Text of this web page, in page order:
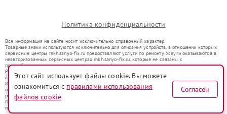
Политика конфиденциальности
Вся информация на сайте носит исключительно справочный характер.
Товарные знаки используются исключительно для описания устройств, в отношении которых
сервисные центры mkh.sanyo-fix.ru предоставляют услуги по ремонту. Услуги оказываются в
неавторизованных сервисных центрах mkh.sanyo-fix.ru, которые не связаны с
правообладателями товарных знаков или их официальными представителями.
Ремонт осуществляется для устройств, уже введенных в гражданский оборот в соответствии
со статьей 1487 ГК РФ.
Использование товарных знаков не преследует цели индивидуализации услуг или введения
потребителей в заблуждение, а служит для информирования о предоставляемых услугах по
ремонту техники указанных брендов.
Представленная на сайте информация не является публичной офертой, определяемой
положениями Статьи 437(2) Гражданского кодекса РФ
Этот сайт использует файлы cookie. Вы можете
ознакомиться с правилами использования
файлов cookie
Согласен